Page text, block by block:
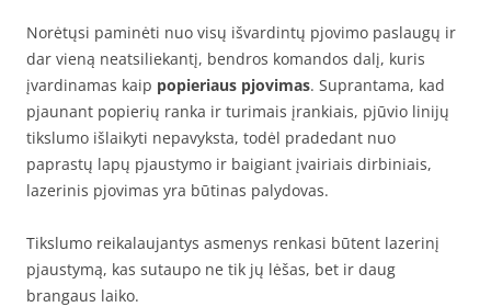
Norėtųsi paminėti nuo visų išvardintų pjovimo paslaugų ir
dar vieną neatsiliekantį, bendros komandos dalį, kuris
įvardinamas kaip popieriaus pjovimas. Suprantama, kad
pjaunant popierių ranka ir turimais įrankiais, pjūvio linijų
tikslumo išlaikyti nepavyksta, todėl pradedant nuo
paprastų lapų pjaustymo ir baigiant įvairiais dirbiniais,
lazerinis pjovimas yra būtinas palydovas.
Tikslumo reikalaujantys asmenys renkasi būtent lazerinį
pjaustymą, kas sutaupo ne tik jų lėšas, bet ir daug
brangaus laiko.